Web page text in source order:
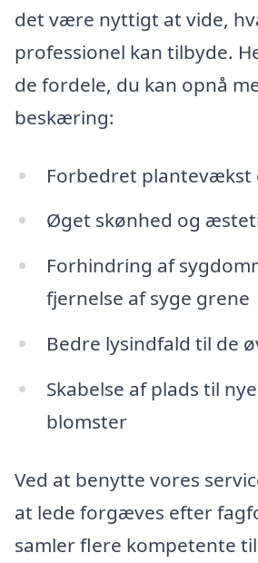
det være nyttigt at vide,
professionel kan tilbyde.
de fordele, du kan opnå
beskæring:
Forbedret plantevækst
Øget skønhed og
Forhindring af
fjernelse af syge grene
Bedre lysindfald til de
Skabelse af plads til
blomster
Ved at benytte vores
at lede forgæves efter
samler flere kompetente